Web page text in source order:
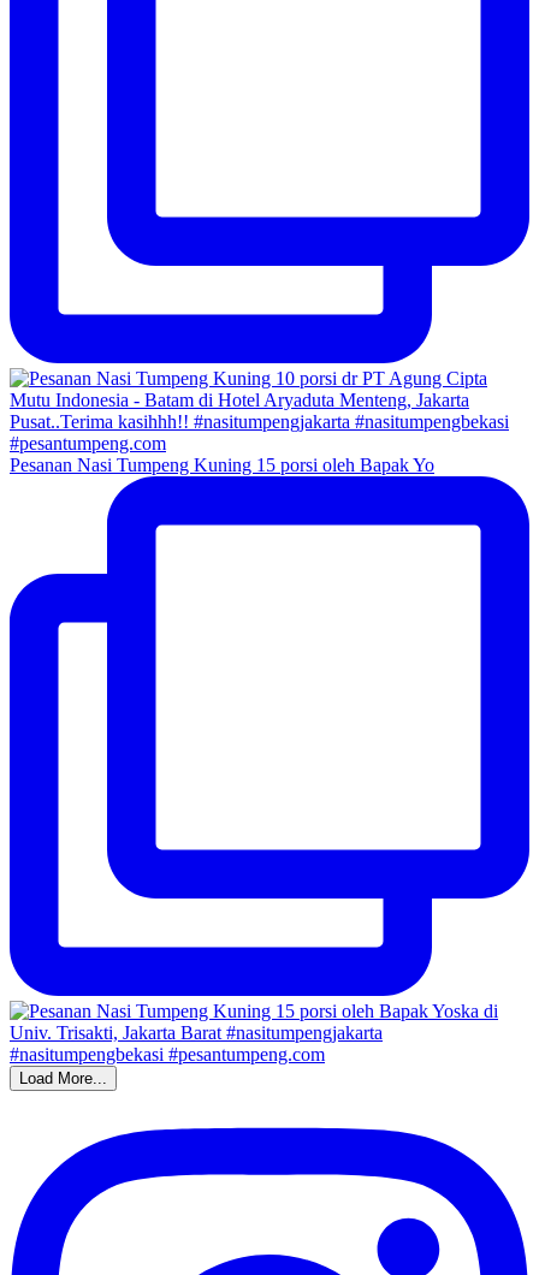
Pesanan Nasi Tumpeng Kuning 15 porsi oleh Bapak Yo
Load More...